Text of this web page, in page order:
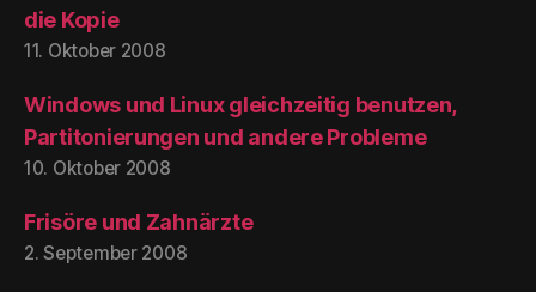
die Kopie
11. Oktober 2008
Windows und Linux gleichzeitig benutzen,
Partitonierungen und andere Probleme
10. Oktober 2008
Frisöre und Zahnärzte
2. September 2008